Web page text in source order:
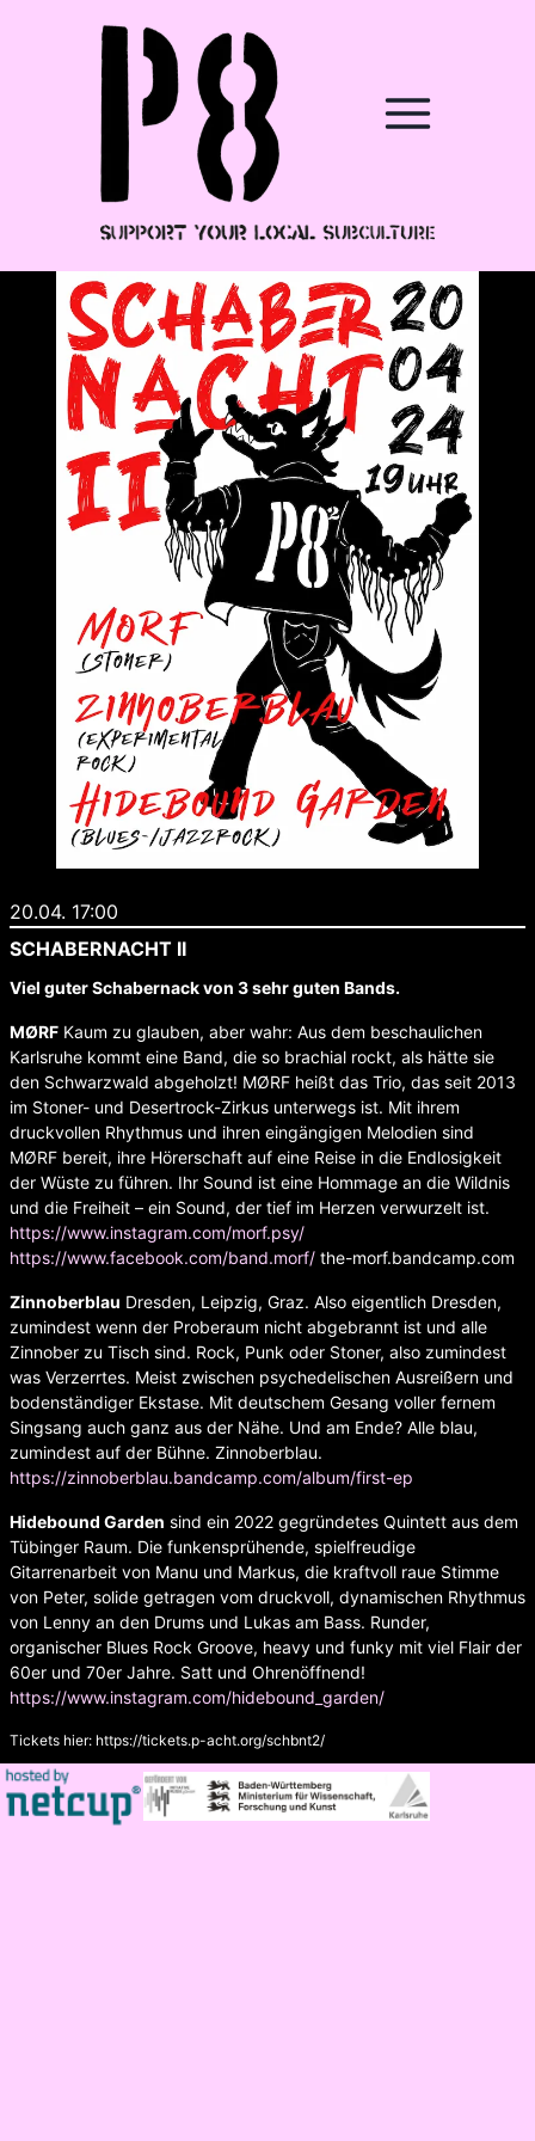
20.04. 17:00
SCHABERNACHT II
Viel guter Schabernack von 3 sehr guten Bands.
MØRF Kaum zu glauben, aber wahr: Aus dem beschaulichen
Karlsruhe kommt eine Band, die so brachial rockt, als hätte sie
den Schwarzwald abgeholzt! MØRF heißt das Trio, das seit 2013
im Stoner- und Desertrock-Zirkus unterwegs ist. Mit ihrem
druckvollen Rhythmus und ihren eingängigen Melodien sind
MØRF bereit, ihre Hörerschaft auf eine Reise in die Endlosigkeit
der Wüste zu führen. Ihr Sound ist eine Hommage an die Wildnis
und die Freiheit – ein Sound, der tief im Herzen verwurzelt ist.
https://www.instagram.com/morf.psy/
https://www.facebook.com/band.morf/ the-morf.bandcamp.com
Zinnoberblau Dresden, Leipzig, Graz. Also eigentlich Dresden,
zumindest wenn der Proberaum nicht abgebrannt ist und alle
Zinnober zu Tisch sind. Rock, Punk oder Stoner, also zumindest
was Verzerrtes. Meist zwischen psychedelischen Ausreißern und
bodenständiger Ekstase. Mit deutschem Gesang voller fernem
Singsang auch ganz aus der Nähe. Und am Ende? Alle blau,
zumindest auf der Bühne. Zinnoberblau.
https://zinnoberblau.bandcamp.com/album/first-ep
Hidebound Garden sind ein 2022 gegründetes Quintett aus dem
Tübinger Raum. Die funkensprühende, spielfreudige
Gitarrenarbeit von Manu und Markus, die kraftvoll raue Stimme
von Peter, solide getragen vom druckvoll, dynamischen Rhythmus
von Lenny an den Drums und Lukas am Bass. Runder,
organischer Blues Rock Groove, heavy und funky mit viel Flair der
60er und 70er Jahre. Satt und Ohrenöffnend!
https://www.instagram.com/hidebound_garden/
Tickets hier: https://tickets.p-acht.org/schbnt2/